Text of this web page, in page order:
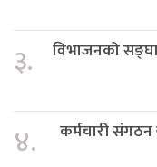
३.
विभाजनको
४.
कर्मचारी